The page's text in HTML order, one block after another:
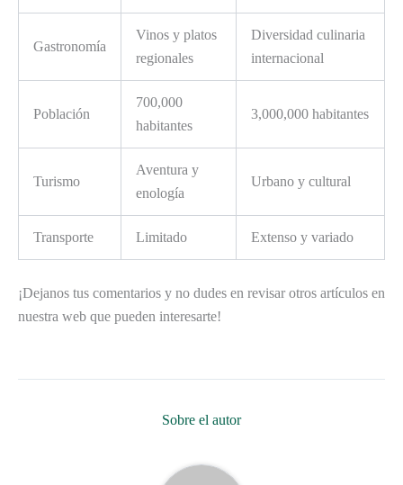
Gastronomía
Vinos y platos
regionales
Diversidad culinaria
internacional
Población
700,000
habitantes
3,000,000 habitantes
Turismo
Aventura y
enología
Urbano y cultural
Transporte Limitado Extenso y variado
¡Dejanos tus comentarios y no dudes en revisar otros artículos en
nuestra web que pueden interesarte!
Sobre el autor